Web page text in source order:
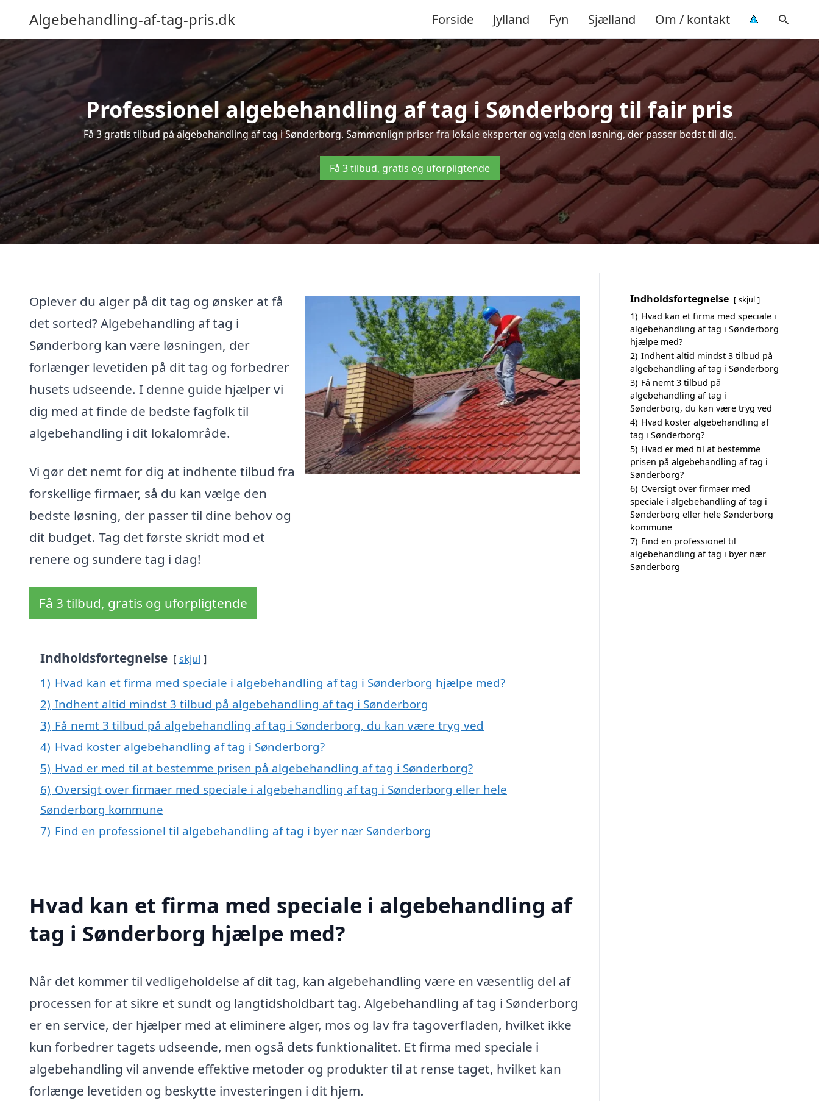
Algebehandling-af-tag-pris.dk Forside Jylland Fyn Sjælland Om / kontakt
Professionel algebehandling af tag i Sønderborg til fair pris
Få 3 gratis tilbud på algebehandling af tag i Sønderborg. Sammenlign priser fra lokale eksperter og vælg den løsning, der passer bedst til dig.
Få 3 tilbud, gratis og uforpligtende
Oplever du alger på dit tag og ønsker at få
det sorted? Algebehandling af tag i
Sønderborg kan være løsningen, der
forlænger levetiden på dit tag og forbedrer
husets udseende. I denne guide hjælper vi
dig med at finde de bedste fagfolk til
algebehandling i dit lokalområde.
Vi gør det nemt for dig at indhente tilbud fra
forskellige firmaer, så du kan vælge den
bedste løsning, der passer til dine behov og
dit budget. Tag det første skridt mod et
renere og sundere tag i dag!
Få 3 tilbud, gratis og uforpligtende
Indholdsfortegnelse skjul
1) Hvad kan et firma med speciale i algebehandling af tag i Sønderborg hjælpe med?
2) Indhent altid mindst 3 tilbud på algebehandling af tag i Sønderborg
3) Få nemt 3 tilbud på algebehandling af tag i Sønderborg, du kan være tryg ved
4) Hvad koster algebehandling af tag i Sønderborg?
5) Hvad er med til at bestemme prisen på algebehandling af tag i Sønderborg?
6) Oversigt over firmaer med speciale i algebehandling af tag i Sønderborg eller hele
Sønderborg kommune
7) Find en professionel til algebehandling af tag i byer nær Sønderborg
Hvad kan et firma med speciale i algebehandling af
tag i Sønderborg hjælpe med?
Når det kommer til vedligeholdelse af dit tag, kan algebehandling være en væsentlig del af
processen for at sikre et sundt og langtidsholdbart tag. Algebehandling af tag i Sønderborg
er en service, der hjælper med at eliminere alger, mos og lav fra tagoverfladen, hvilket ikke
kun forbedrer tagets udseende, men også dets funktionalitet. Et firma med speciale i
algebehandling vil anvende effektive metoder og produkter til at rense taget, hvilket kan
forlænge levetiden og beskytte investeringen i dit hjem.
Indholdsfortegnelse skjul
1) Hvad kan et firma med speciale i
algebehandling af tag i Sønderborg
hjælpe med?
2) Indhent altid mindst 3 tilbud på
algebehandling af tag i Sønderborg
3) Få nemt 3 tilbud på
algebehandling af tag i
Sønderborg, du kan være tryg ved
4) Hvad koster algebehandling af
tag i Sønderborg?
5) Hvad er med til at bestemme
prisen på algebehandling af tag i
Sønderborg?
6) Oversigt over firmaer med
speciale i algebehandling af tag i
Sønderborg eller hele Sønderborg
kommune
7) Find en professionel til
algebehandling af tag i byer nær
Sønderborg